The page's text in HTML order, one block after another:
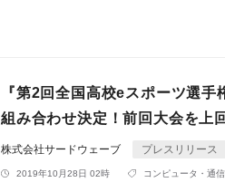
『第2回全国高校eスポーツ選
組み合わせ決定！前回大会を上
株式会社サードウェーブ プレスリリース
2019年10月28日 02時 コンピュータ・通